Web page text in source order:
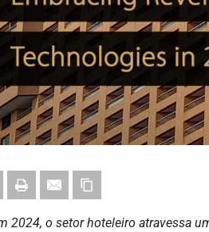
2024, o setor hoteleiro atravessa